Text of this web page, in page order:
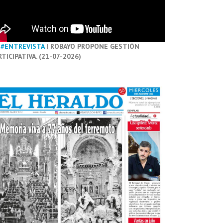
#ENTREVISTA| ROBAYO PROPONE GESTIÓN
(21-07-2026)